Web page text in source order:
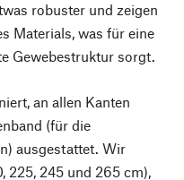
robuster und zeigen
Materials, was für eine
Gewebestruktur sorgt.
an allen Kanten
(für die
ausgestattet. Wir
225, 245 und 265 cm),